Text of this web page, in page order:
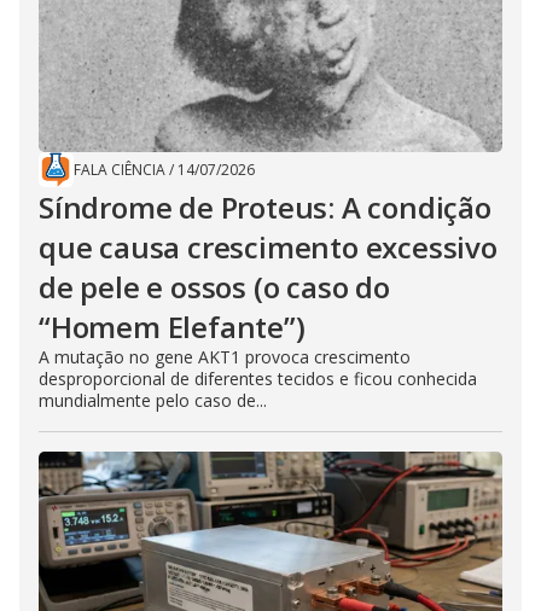
FALA CIÊNCIA/ 14/07/2026
Síndrome de Proteus: A condição
que causa crescimento excessivo
de pele e ossos (o caso do
“Homem Elefante”)
A mutação no gene AKT1 provoca crescimento
desproporcional de diferentes tecidos e ficou conhecida
mundialmente pelo caso de...